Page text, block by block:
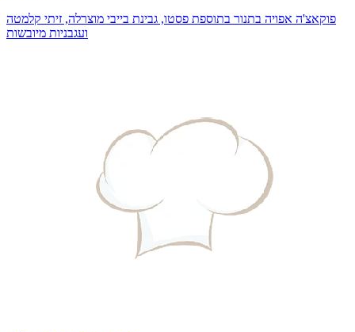
פוקאצ'ה אפויה בתנור בתוספת פסטו, גבינת בייבי מוצרלה, זיתי קלמטה
ועגבניות מיובשות